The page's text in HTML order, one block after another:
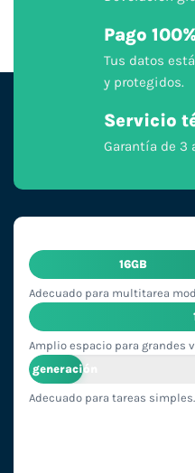
Pago
Tus datos
y protegidos.
Servicio
Garantía de 3
16GB
Adecuado para multitarea
Amplio espacio para grandes
2ª generación
Adecuado para tareas simples.